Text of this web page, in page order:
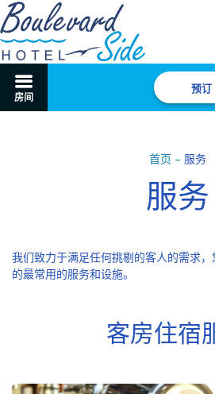
房间
预订
首页 – 服务
服务
我们致力于满足任何挑剔的客人的需求
客房住宿